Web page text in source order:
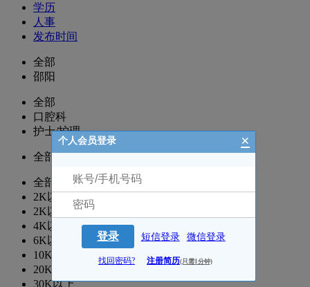
学历
人事
发布时间
全部
邵阳
全部
口腔科
护士/护理
全部
全部
2K以下
2K以上
4K以上
6K以上
10K以上
20K以上
30K以上
个人会员登录 ×
登录 短信登录 微信登录
找回密码? 注册简历(只需1分钟)